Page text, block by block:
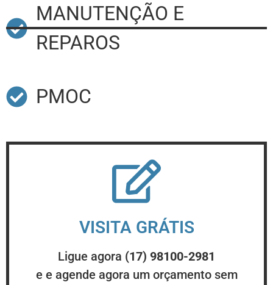
MANUTENÇÃO E
REPAROS
PMOC
VISITA GRÁTIS
Ligue agora (17) 98100-2981
e e agende agora um orçamento sem